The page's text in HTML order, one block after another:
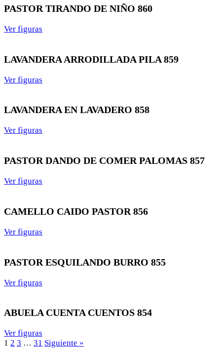
PASTOR TIRANDO DE NIÑO 860
Ver figuras
LAVANDERA ARRODILLADA PILA 859
Ver figuras
LAVANDERA EN LAVADERO 858
Ver figuras
PASTOR DANDO DE COMER PALOMAS 857
Ver figuras
CAMELLO CAIDO PASTOR 856
Ver figuras
PASTOR ESQUILANDO BURRO 855
Ver figuras
ABUELA CUENTA CUENTOS 854
Ver figuras
1 2 3 … 31 Siguiente »